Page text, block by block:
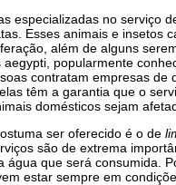
especializadas no serviço
Esses animais e insetos
além de alguns
popularmente
contratam empresas de
têm a garantia que o
domésticos sejam
ser oferecido é o de
são de extrema
água que será consumida.
estar sempre em